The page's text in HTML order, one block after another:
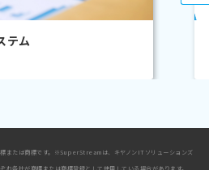
ソリューション
たは商標です。※SuperStreamは、キヤノンITソリューションズ
各社が商標または商標登録として使用している場合があります。